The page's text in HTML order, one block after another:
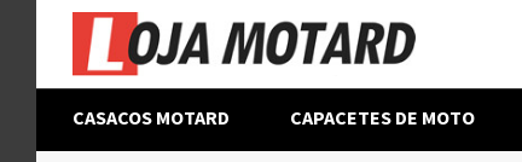
CASACOS MOTARD CAPACETES DE MOTO